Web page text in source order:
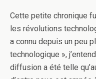
Cette petite chronique
les révolutions
a connu depuis un peu
technologique »,
diffusion a été telle